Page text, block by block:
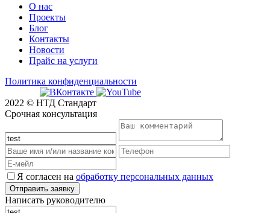
О нас
Проекты
Блог
Контакты
Новости
Прайс на услуги
Политика конфиденциальности
2022 © НТД Стандарт
Срочная консультация
Я согласен на обработку персональных данных
Написать руководителю